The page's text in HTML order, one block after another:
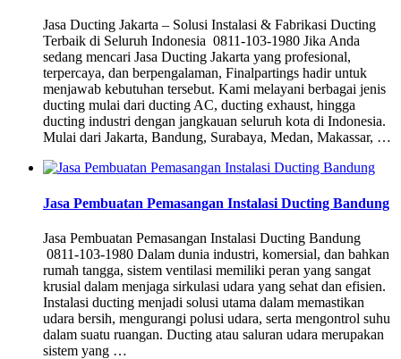
Jasa Ducting Jakarta – Solusi Instalasi & Fabrikasi Ducting
Terbaik di Seluruh Indonesia 0811-103-1980 Jika Anda
sedang mencari Jasa Ducting Jakarta yang profesional,
terpercaya, dan berpengalaman, Finalpartings hadir untuk
menjawab kebutuhan tersebut. Kami melayani berbagai jenis
ducting mulai dari ducting AC, ducting exhaust, hingga
ducting industri dengan jangkauan seluruh kota di Indonesia.
Mulai dari Jakarta, Bandung, Surabaya, Medan, Makassar, …
Jasa Pembuatan Pemasangan Instalasi Ducting Bandung
Jasa Pembuatan Pemasangan Instalasi Ducting Bandung
0811-103-1980 Dalam dunia industri, komersial, dan bahkan
rumah tangga, sistem ventilasi memiliki peran yang sangat
krusial dalam menjaga sirkulasi udara yang sehat dan efisien.
Instalasi ducting menjadi solusi utama dalam memastikan
udara bersih, mengurangi polusi udara, serta mengontrol suhu
dalam suatu ruangan. Ducting atau saluran udara merupakan
sistem yang …